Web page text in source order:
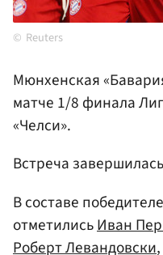
Reuters
Мюнхенская
матче 1/8 финала
«Челси».
Встреча
В составе
отметилисьИван
Роберт Левандовски